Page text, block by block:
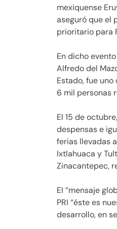
mexiquense
aseguró que el
prioritario para
En dicho
Alfredo del
Estado, fue
6 mil personas
El 15 de
despensas e
ferias llevadas
Ixtlahuaca y
Zinacantepec,
El “mensaje
PRI “éste es
desarrollo, en